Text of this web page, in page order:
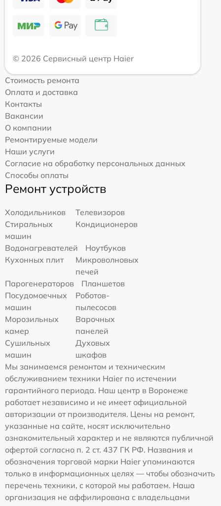
© 2026 Сервисный центр Haier
Стоимость ремонта
Оплата и доставка
Контакты
Вакансии
О компании
Ремонтируемые модели
Наши услуги
Согласие на обработку персональных данных
Способы оплаты
Ремонт устройств
Холодильников
Телевизоров
Стиральных
машин
Кондиционеров
Водонагревателей
Ноутбуков
Кухонных плит
Микроволновых
печей
Парогенераторов
Планшетов
Посудомоечных
машин
Роботов-
пылесосов
Морозильных
камер
Варочных
панелей
Сушильных
машин
Духовых
шкафов
Мы занимаемся ремонтом и техническим
обслуживанием техники Haier по истечении
гарантийного периода. Наш центр в Воронеже
работает независимо и не имеет официальной
авторизации от производителя. Цены на ремонт,
указанные на сайте, носят исключительно
ознакомительный характер и не являются публичной
офертой согласно п. 2 ст. 437 ГК РФ. Названия и
обозначения торговой марки Haier упоминаются
только в информационных целях — чтобы обозначить
перечень техники, с которой мы работаем. Наша
организация не аффилирована с владельцами